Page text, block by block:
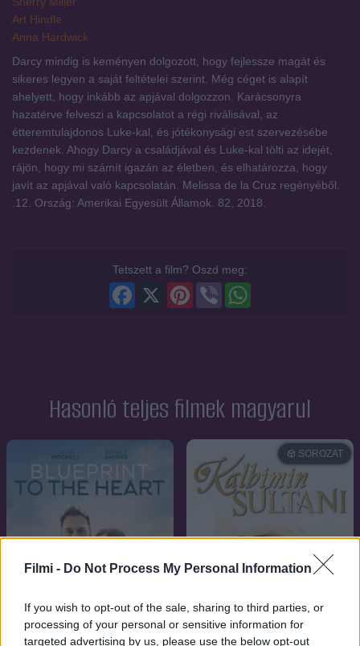
Filmi - Do Not Process My Personal Information
If you wish to opt-out of the sale, sharing to third parties, or
processing of your personal or sensitive information for
targeted advertising by us, please use the below opt-out
Art Hindle
Anna Hardwick
Darcy mindig is keményen dolgozott, hogy fejlessze magát és
sikeres legyen a saját feltételei szerint. Még céget is alapít
ahelyett, hogy inkább az apjával dolgozzon. Karácsonyra
hazatérve felveszi a kapcsolatot a régi riválisával, az
étteremtulajdonos Luke-kal, és jótékonysági est szervezésébe
kezdenek. Ahogy Darcy a családjával és Luke-kal tölti az idejét,
rájön, hogy mi számít igazán az életben, és elhatározza, hogy
javít az apjával való kapcsolatán. Melissa de la Cruz regényéből.
.12. Ország: Amerikai Egyesült Államok. 82, 2018.
Tetszett a film? Oszd meg:
Viber
Pinterest
Facebook
Hasonló teljes filmek magyarul
SOROZAT